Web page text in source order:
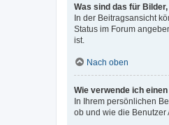
Was sind das für
In der Beitragsansicht
Status im Forum
ist.
Nach oben
Wie verwende ich
In Ihrem persönlichen
ob und wie die Benutzer